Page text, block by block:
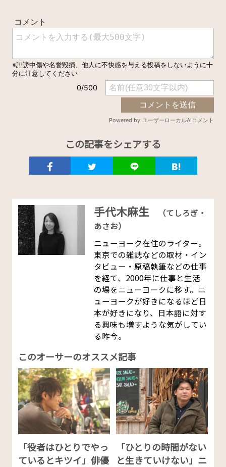
この記事をシェアする
手代木麻生
（てしろぎ・
あさお）
ニューヨーク在住のライター。
東京での雑誌などの取材・イン
タビュー・原稿執筆などの仕事
を経て、2000年に仕事と生活
の場をニューヨークに移す。ニ
ューヨークが好きになるほど日
本が好きになり、日本語に対す
る興味も増すような気がしてい
る昨今。
このオーサーのオススメ記事
「役者はひとりでやっ
ているとキツイ」俳優
「ひとりの時間がない
と生きていけない」ニ